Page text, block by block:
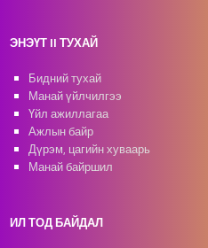
ЭНЭҮТ II ТУХАЙ
Бидний тухай
Манай үйлчилгээ
Үйл ажиллагаа
Ажлын байр
Дүрэм, цагийн хуваарь
Манай байршил
ИЛ ТОД БАЙДАЛ